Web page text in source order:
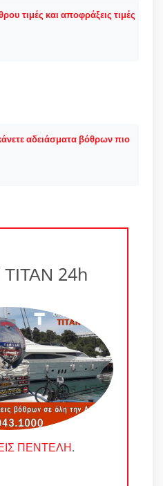
τιμές και αποφράξεις τιμές
αδειάσματα βόθρων πιο
24h
ΠΕΝΤΕΛΗ.